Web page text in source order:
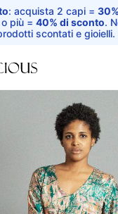
: acquista 2 capi =
più = 40% di sconto.
scontati e gioielli.